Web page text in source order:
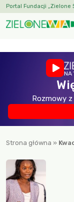
Portal Fundacji „Zielone
NA
Rozmowy
Strona główna »